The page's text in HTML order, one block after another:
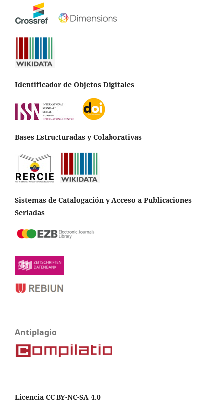
Identificador de Objetos Digitales
Bases Estructuradas y Colaborativas
Sistemas de Catalogación y Acceso a Publicaciones
Seriadas
Antiplagio
Licencia CC BY-NC-SA 4.0